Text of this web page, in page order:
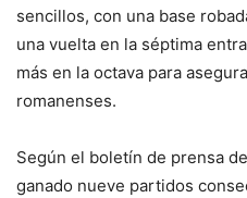
sencillos, con una base
una vuelta en la séptima
más en la octava para
romanenses.
Según el boletín de prensa
ganado nueve partidos